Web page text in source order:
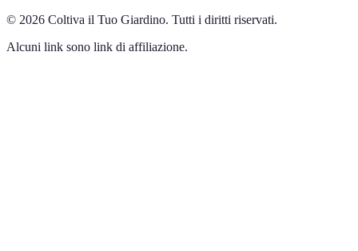
© 2026 Coltiva il Tuo Giardino. Tutti i diritti riservati.
Alcuni link sono link di affiliazione.